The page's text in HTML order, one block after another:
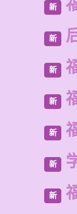
新
新
新
新
新
新
新